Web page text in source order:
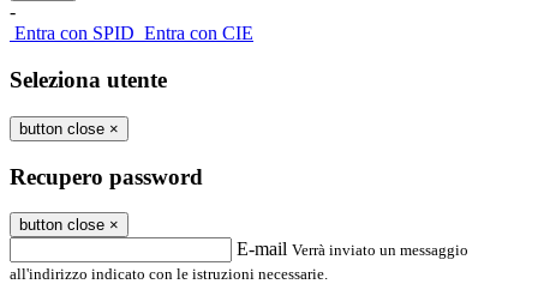
-
Entra con SPID Entra con CIE
Seleziona utente
button close ×
Recupero password
button close ×
E-mail Verrà inviato un messaggio
all'indirizzo indicato con le istruzioni necessarie.